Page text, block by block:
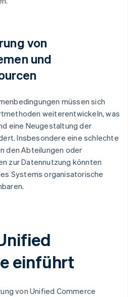
von
und
müssen sich
weiterentwickeln, was
eine Neugestaltung der
Insbesondere eine schlechte
den Abteilungen oder
zur Datennutzung könnten
Systems organisatorische
einführt
von Unified Commerce